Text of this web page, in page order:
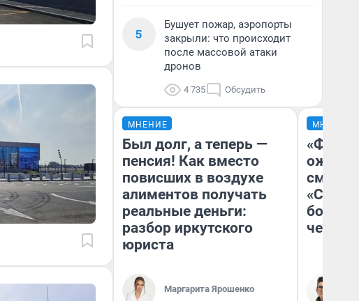
5
Бушует пожар, аэропорты
закрыли: что происходит
после массовой атаки
дронов
4 735 Обсудить
МНЕНИЕ
Был долг, а теперь —
пенсия! Как вместо
повисших в воздухе
алиментов получать
реальные деньги:
разбор иркутского
юриста
Маргарита Ярошенко
МНЕНИЕ